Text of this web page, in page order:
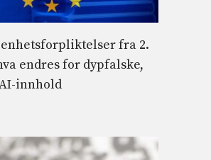
fra 2.
endres for dypfalske,
innhold